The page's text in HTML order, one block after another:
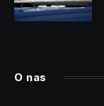
O nas